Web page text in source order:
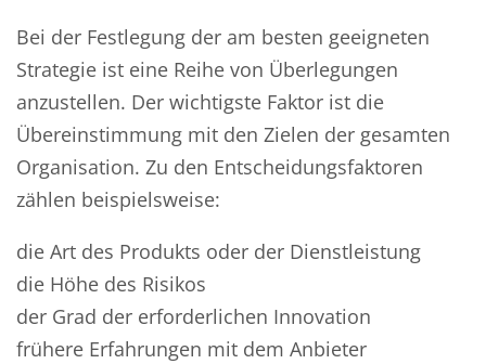
Bei der Festlegung der am besten geeigneten
Strategie ist eine Reihe von Überlegungen
anzustellen. Der wichtigste Faktor ist die
Übereinstimmung mit den Zielen der gesamten
Organisation. Zu den Entscheidungsfaktoren
zählen beispielsweise:
die Art des Produkts oder der Dienstleistung
die Höhe des Risikos
der Grad der erforderlichen Innovation
frühere Erfahrungen mit dem Anbieter